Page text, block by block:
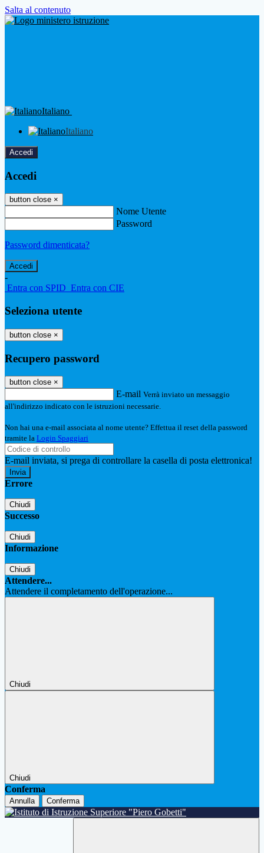
Salta al contenuto
Italiano
Italiano
Accedi
Accedi
button close ×
Nome Utente
Password
Password dimenticata?
-
Entra con SPID Entra con CIE
Seleziona utente
button close ×
Recupero password
button close ×
E-mail Verrà inviato un messaggio
all'indirizzo indicato con le istruzioni necessarie.
Non hai una e-mail associata al nome utente? Effettua il reset della password
tramite la Login Spaggiari
E-mail inviata, si prega di controllare la casella di posta elettronica!
Errore
Chiudi
Successo
Chiudi
Informazione
Chiudi
Attendere...
Attendere il completamento dell'operazione...
Chiudi
Chiudi
Conferma
Annulla Conferma